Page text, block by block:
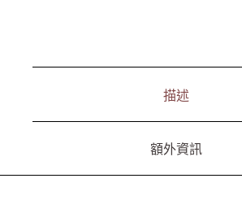
描述
額外資訊